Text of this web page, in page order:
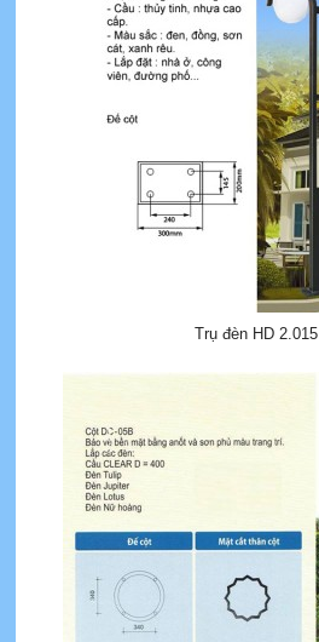
Trụ đèn HD 2.015